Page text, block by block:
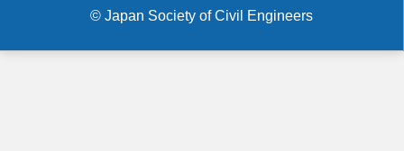
© Japan Society of Civil Engineers